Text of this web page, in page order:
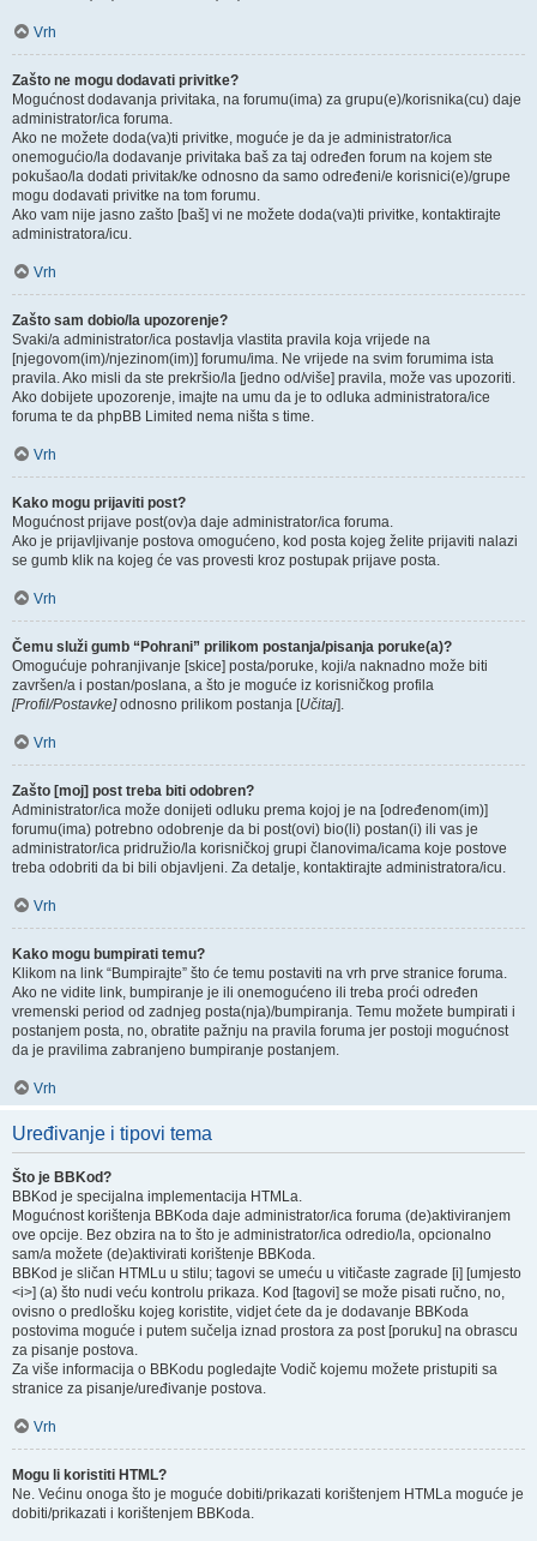
Vrh
Zašto ne mogu dodavati privitke?
Mogućnost dodavanja privitaka, na forumu(ima) za grupu(e)/korisnika(cu) daje
administrator/ica foruma.
Ako ne možete doda(va)ti privitke, moguće je da je administrator/ica
onemogućio/la dodavanje privitaka baš za taj određen forum na kojem ste
pokušao/la dodati privitak/ke odnosno da samo određeni/e korisnici(e)/grupe
mogu dodavati privitke na tom forumu.
Ako vam nije jasno zašto [baš] vi ne možete doda(va)ti privitke, kontaktirajte
administratora/icu.
Vrh
Zašto sam dobio/la upozorenje?
Svaki/a administrator/ica postavlja vlastita pravila koja vrijede na
[njegovom(im)/njezinom(im)] forumu/ima. Ne vrijede na svim forumima ista
pravila. Ako misli da ste prekršio/la [jedno od/više] pravila, može vas upozoriti.
Ako dobijete upozorenje, imajte na umu da je to odluka administratora/ice
foruma te da phpBB Limited nema ništa s time.
Vrh
Kako mogu prijaviti post?
Mogućnost prijave post(ov)a daje administrator/ica foruma.
Ako je prijavljivanje postova omogućeno, kod posta kojeg želite prijaviti nalazi
se gumb klik na kojeg će vas provesti kroz postupak prijave posta.
Vrh
Čemu služi gumb “Pohrani” prilikom postanja/pisanja poruke(a)?
Omogućuje pohranjivanje [skice] posta/poruke, koji/a naknadno može biti
završen/a i postan/poslana, a što je moguće iz korisničkog profila
[Profil/Postavke]odnosno prilikom postanja [Učitaj].
Vrh
Zašto [moj] post treba biti odobren?
Administrator/ica može donijeti odluku prema kojoj je na [određenom(im)]
forumu(ima) potrebno odobrenje da bi post(ovi) bio(li) postan(i) ili vas je
administrator/ica pridružio/la korisničkoj grupi članovima/icama koje postove
treba odobriti da bi bili objavljeni. Za detalje, kontaktirajte administratora/icu.
Vrh
Kako mogu bumpirati temu?
Klikom na link “Bumpirajte” što će temu postaviti na vrh prve stranice foruma.
Ako ne vidite link, bumpiranje je ili onemogućeno ili treba proći određen
vremenski period od zadnjeg posta(nja)/bumpiranja. Temu možete bumpirati i
postanjem posta, no, obratite pažnju na pravila foruma jer postoji mogućnost
da je pravilima zabranjeno bumpiranje postanjem.
Vrh
Uređivanje i tipovi tema
Što je BBKod?
BBKod je specijalna implementacija HTMLa.
Mogućnost korištenja BBKoda daje administrator/ica foruma (de)aktiviranjem
ove opcije. Bez obzira na to što je administrator/ica odredio/la, opcionalno
sam/a možete (de)aktivirati korištenje BBKoda.
BBKod je sličan HTMLu u stilu; tagovi se umeću u vitičaste zagrade [i] [umjesto
<i>] (a) što nudi veću kontrolu prikaza. Kod [tagovi] se može pisati ručno, no,
ovisno o predlošku kojeg koristite, vidjet ćete da je dodavanje BBKoda
postovima moguće i putem sučelja iznad prostora za post [poruku] na obrascu
za pisanje postova.
Za više informacija o BBKodu pogledajte Vodič kojemu možete pristupiti sa
stranice za pisanje/uređivanje postova.
Vrh
Mogu li koristiti HTML?
Ne. Većinu onoga što je moguće dobiti/prikazati korištenjem HTMLa moguće je
dobiti/prikazati i korištenjem BBKoda.